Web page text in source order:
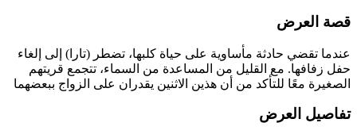
قصة العرض
عندما تقضي حادثة مأساوية على حياة كلبها، تضطر (تارا) إلى إلغاء
حفل زفافها. مع القليل من المساعدة من السماء، تتجمع قريتهم
الصغيرة معًا للتأكد من أن هذين الاثنين يقدران على الزواج ببعضهما
تفاصيل العرض